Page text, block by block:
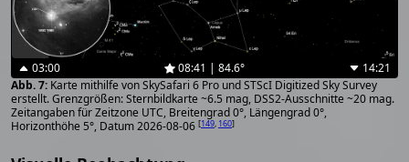
03:00 08:41 | 84.6°
14:21
Karte mithilfe von SkySafari 6 Pro und STScI Digitized Sky Survey
erstellt. Grenzgrößen: Sternbildkarte ~6.5 mag, DSS2-Ausschnitte ~20 mag.
Zeitangaben für Zeitzone UTC, Breitengrad 0°, Längengrad 0°,
Horizonthöhe 5°, Datum 2026-08-06 [149, 160]